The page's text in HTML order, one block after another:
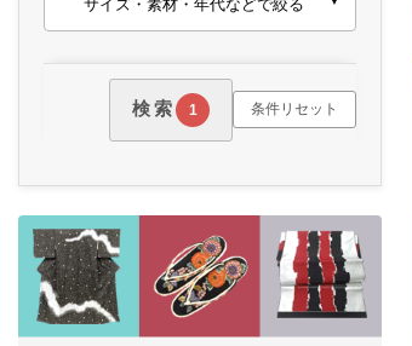
サイズ・素材・年代などで絞る
検索 1 条件リセット